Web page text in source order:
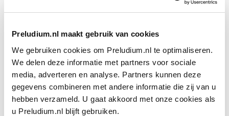
Preludium.nl maakt gebruik van cookies
We gebruiken cookies om Preludium.nl te optimaliseren.
We delen deze informatie met partners voor sociale
media, adverteren en analyse. Partners kunnen deze
gegevens combineren met andere informatie die zij van u
hebben verzameld. U gaat akkoord met onze cookies als
u Preludium.nl blijft gebruiken.